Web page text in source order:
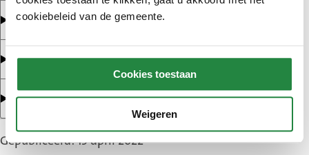
cookiebeleid van de gemeente.
Cookies toestaan
Weigeren
Sporthal 't Zandje
Sportcampus Zuiderpark
Sporthal Zuidhaghe
Gepubliceerd: 13 april 2022